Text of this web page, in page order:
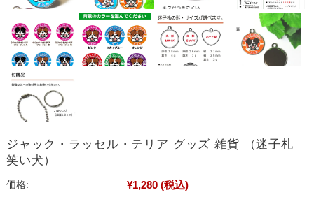
ジャック・ラッセル・テリア グッズ 雑貨 （迷子札
笑い犬）
価格: ¥1,280 (税込)